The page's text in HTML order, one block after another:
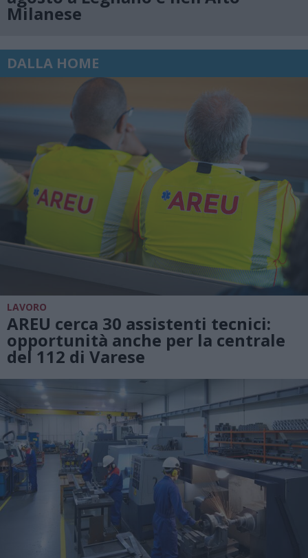
Milanese
DALLA HOME
LAVORO
AREU cerca 30 assistenti tecnici:
opportunità anche per la centrale
del 112 di Varese